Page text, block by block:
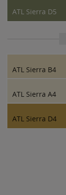
ATL Sierra D5
ATL Sierra B4
ATL Sierra A4
ATL Sierra D4